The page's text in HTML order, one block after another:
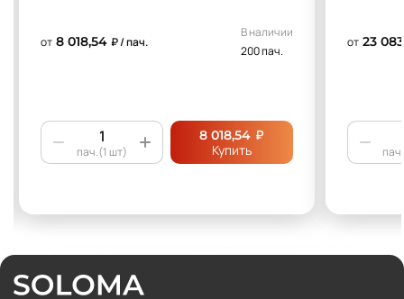
от 8 018,54 ₽ / пач.
В наличии
200 пач.
пач.(1 шт)
8 018,54 ₽
Купить
от 23